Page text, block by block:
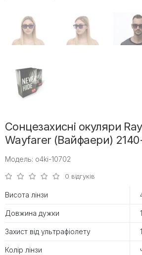
Сонцезахисні окуляри
Wayfarer (Вайфаери)
Модель: o4ki-10702
0 відгуків
Висота лінзи
Довжина дужки
Захист від ультрафіолету
Колір лінзи